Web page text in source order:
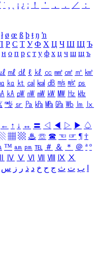
˙ ¸ ¡ ¿ ː ！ ＇ ， ． ／
：
ł ø œ ß þ ŧ ŋ ŉ
Р С Т У Ф Х Ц Ч Ш Щ Ъ
н о п р с т у ф х ц ч ш щ ъ
㎖ ㎗ ℓ ㎘ ㏄ ㎣ ㎤ ㎥ ㎦
㎏ ㏏ ㎈ ㎉ ㏈ ㎧ ㎨ ㎰
㎄ ㎺ ㎻ ㎽ ㎾ ㎿ ㎐ ㎑
㎯ ㏛ ㎩ ㎪ ㎫ ㎬ ㏝ ㏐
㏓
← ↑ ↓ ↔ 〓 ◁ ◀ ▷ ▶ ♤
▦ ▩ ♨ ☏ ☎ ☜ ☞ ¶ †
™ ㏂ ㏘ ℡ ＃ ＆ ＊ ＠ ª º
Ⅳ Ⅴ Ⅵ Ⅶ Ⅷ Ⅸ Ⅹ
ب ت ث ج ح خ د ذ ر ز س